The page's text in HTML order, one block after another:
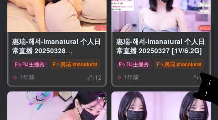
惠瑞-해서-imanatural 个人日
常直播 20250328
[1V/6.6G]VIP
BJ主播秀 惠瑞 imanatural
1年前 12
惠瑞-해서-imanatural 个人日
常直播 20250327 [1V/6.2G]
BJ主播秀 惠瑞 imanatural
1年前 12